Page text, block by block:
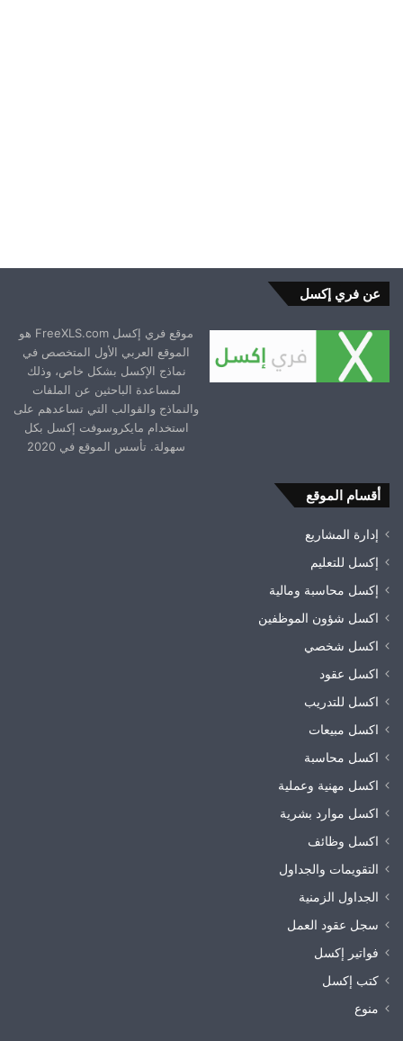
عن فري إكسل
موقع فري إكسل FreeXLS.com هو
الموقع العربي الأول المتخصص في
نماذج الإكسل بشكل خاص، وذلك
لمساعدة الباحثين عن الملفات
والنماذج والقوالب التي تساعدهم على
استخدام مايكروسوفت إكسل بكل
سهولة. تأسس الموقع في 2020
أقسام الموقع
إدارة المشاريع
إكسل للتعليم
إكسل محاسبة ومالية
اكسل شؤون الموظفين
اكسل شخصي
اكسل عقود
اكسل للتدريب
اكسل مبيعات
اكسل محاسبة
اكسل مهنية وعملية
اكسل موارد بشرية
اكسل وظائف
التقويمات والجداول
الجداول الزمنية
سجل عقود العمل
فواتير إكسل
كتب إكسل
منوع